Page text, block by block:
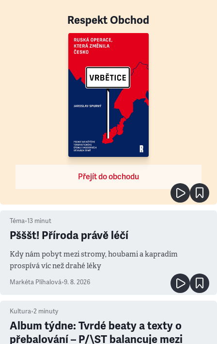
Respekt Obchod
Přejít do obchodu
Téma•13 minut
Pšššt! Příroda právě léčí
Kdy nám pobyt mezi stromy, houbami a kapradím
prospívá víc než drahé léky
Markéta Plíhalová•9. 8. 2026
Kultura•2 minuty
Album týdne: Tvrdé beaty a texty o
přebalování – P/\ST balancuje mezi